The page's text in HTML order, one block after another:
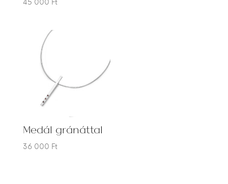
45 000 Ft
Medál gránáttal
36 000 Ft